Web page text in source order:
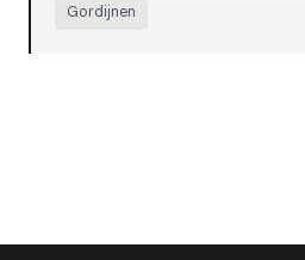
Gordijnen